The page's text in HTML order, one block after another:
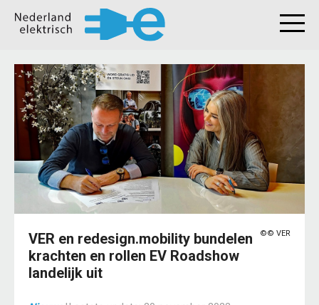
©© VER
VER en redesign.mobility bundelen
krachten en rollen EV Roadshow
landelijk uit